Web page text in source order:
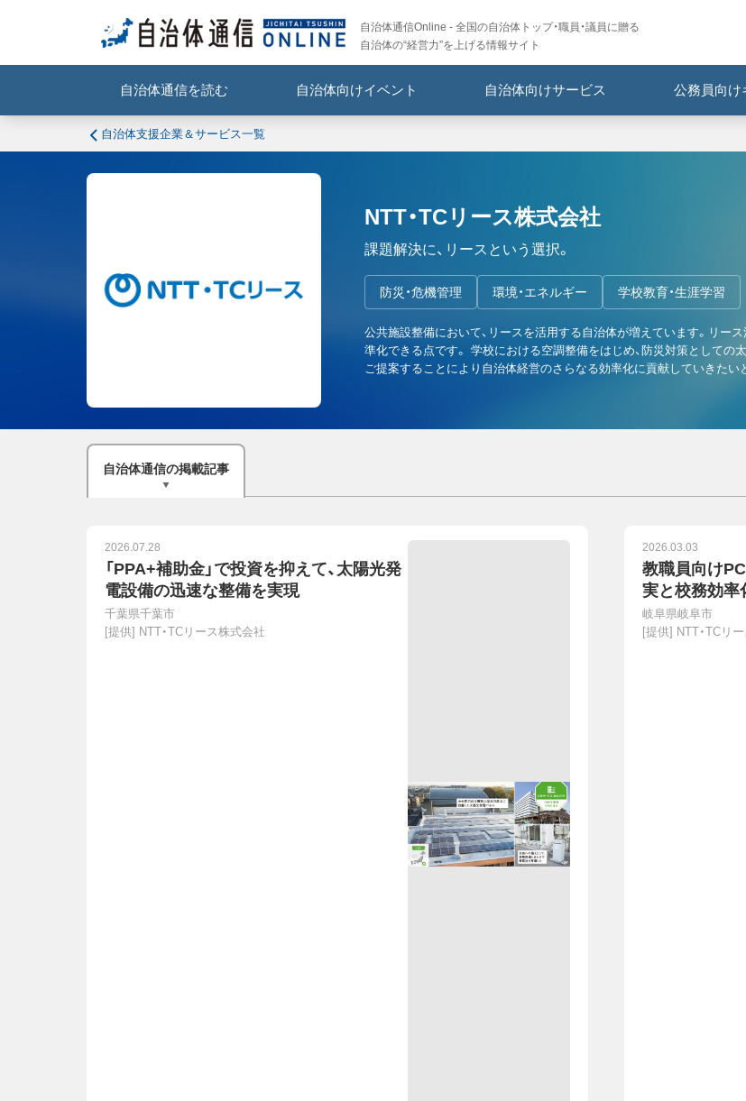
自治体通信Online - 全国の自治体トップ・職員・議員に贈る
自治体の“経営力”を上げる情報サイト
自治体通信を読む 自治体向けイベント 自治体向けサービス 公務員向け
自治体支援企業＆サービス一覧
NTT・TCリース株式会社
課題解決に、リースという選択。
防災・危機管理 環境・エネルギー 学校教育・生涯学習
公共施設整備において、リースを活用する自治体が増えています。リー
準化できる点です。 学校における空調整備をはじめ、防災対策として
ご提案することにより自治体経営のさらなる効率化に貢献していきたい
自治体通信の掲載記事
2026.07.28
「PPA+補助金」で投資を抑えて、太陽光発
電設備の迅速な整備を実現
千葉県千葉市
[提供] NTT・TCリース株式会社
2026.03.03
教職員向けPC
実と校務効率
岐阜県岐阜市
[提供] NTT・TCリ